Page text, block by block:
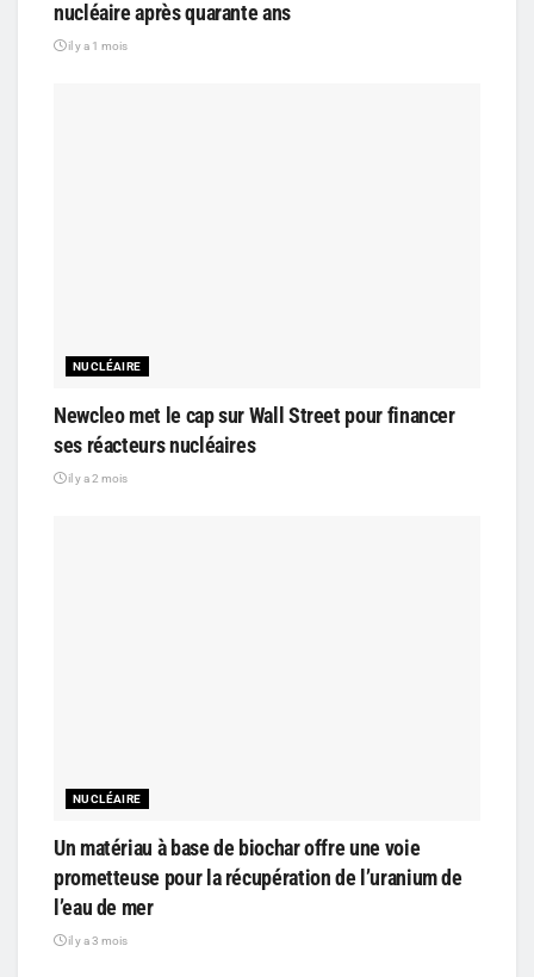
nucléaire après quarante ans
il y a 1 mois
NUCLÉAIRE
Newcleo met le cap sur Wall Street pour financer
ses réacteurs nucléaires
il y a 2 mois
NUCLÉAIRE
Un matériau à base de biochar offre une voie
prometteuse pour la récupération de l’uranium de
l’eau de mer
il y a 3 mois